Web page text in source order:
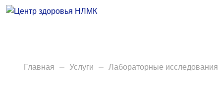
Анализы
Главная Услуги Лабораторные исследования